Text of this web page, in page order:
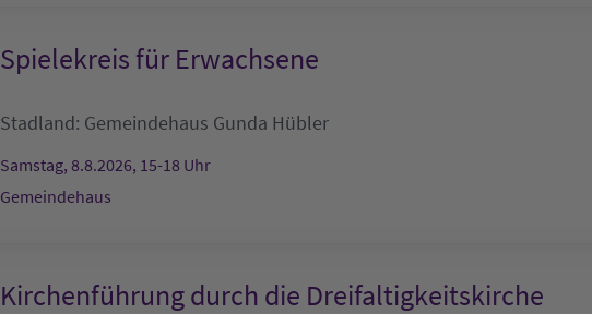
Spielekreis für Erwachsene
Stadland: Gemeindehaus Gunda Hübler
Samstag, 8.8.2026, 15-18 Uhr
Gemeindehaus
Kirchenführung durch die Dreifaltigkeitskirche